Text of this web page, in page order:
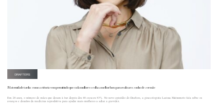
DRAFTERS
Maternidade tardia: como a ciência vem permitindo que cada mulher escolha a melhor hora para realizar o sonho de ser mãe
Em 20 anos, o número de mães que deram à luz depois dos 40 cresceu 83%. No novo episódio do Drafters, a ginecologista Larissa Matsumoto fala sobre os
avanços e desafios da medicina reprodutiva para ajudar mais mulheres a adiar a gravidez.